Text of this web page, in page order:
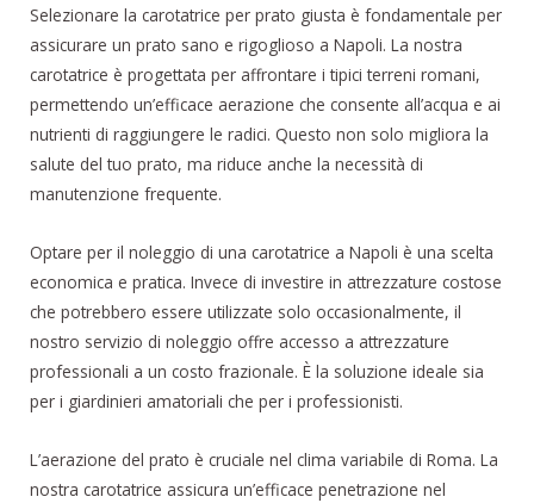
Selezionare la carotatrice per prato giusta è fondamentale per
assicurare un prato sano e rigoglioso a Napoli. La nostra
carotatrice è progettata per affrontare i tipici terreni romani,
permettendo un’efficace aerazione che consente all’acqua e ai
nutrienti di raggiungere le radici. Questo non solo migliora la
salute del tuo prato, ma riduce anche la necessità di
manutenzione frequente.
Optare per il noleggio di una carotatrice a Napoli è una scelta
economica e pratica. Invece di investire in attrezzature costose
che potrebbero essere utilizzate solo occasionalmente, il
nostro servizio di noleggio offre accesso a attrezzature
professionali a un costo frazionale. È la soluzione ideale sia
per i giardinieri amatoriali che per i professionisti.
L’aerazione del prato è cruciale nel clima variabile di Roma. La
nostra carotatrice assicura un’efficace penetrazione nel